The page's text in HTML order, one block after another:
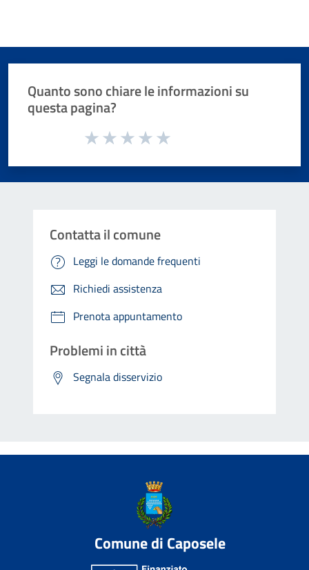
Quanto sono chiare le informazioni su
questa pagina?
Valuta da 1 a 5 stelle la pagina
Contatta il comune
Leggi le domande frequenti
Richiedi assistenza
Prenota appuntamento
Problemi in città
Segnala disservizio
Comune di Caposele